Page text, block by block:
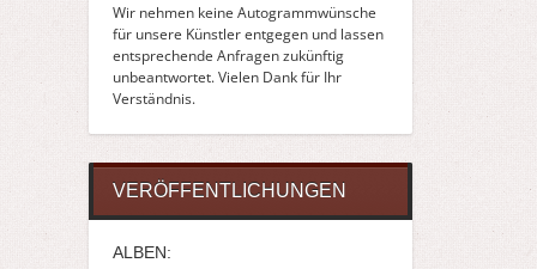
Wir nehmen keine Autogrammwünsche
für unsere Künstler entgegen und lassen
entsprechende Anfragen zukünftig
unbeantwortet. Vielen Dank für Ihr
Verständnis.
VERÖFFENTLICHUNGEN
ALBEN: